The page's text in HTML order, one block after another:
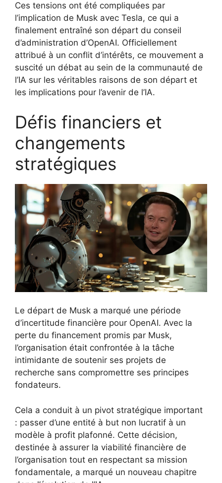
Ces tensions ont été compliquées par
l’implication de Musk avec Tesla, ce qui a
finalement entraîné son départ du conseil
d’administration d’OpenAI. Officiellement
attribué à un conflit d’intérêts, ce mouvement a
suscité un débat au sein de la communauté de
l’IA sur les véritables raisons de son départ et
les implications pour l’avenir de l’IA.
Défis financiers et
changements
stratégiques
Le départ de Musk a marqué une période
d’incertitude financière pour OpenAI. Avec la
perte du financement promis par Musk,
l’organisation était confrontée à la tâche
intimidante de soutenir ses projets de
recherche sans compromettre ses principes
fondateurs.
Cela a conduit à un pivot stratégique important
: passer d’une entité à but non lucratif à un
modèle à profit plafonné. Cette décision,
destinée à assurer la viabilité financière de
l’organisation tout en respectant sa mission
fondamentale, a marqué un nouveau chapitre